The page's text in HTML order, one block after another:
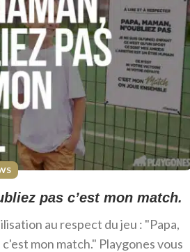
pas c’est mon match.
au respect du jeu : "Papa,
c'est mon match." Playgones vous